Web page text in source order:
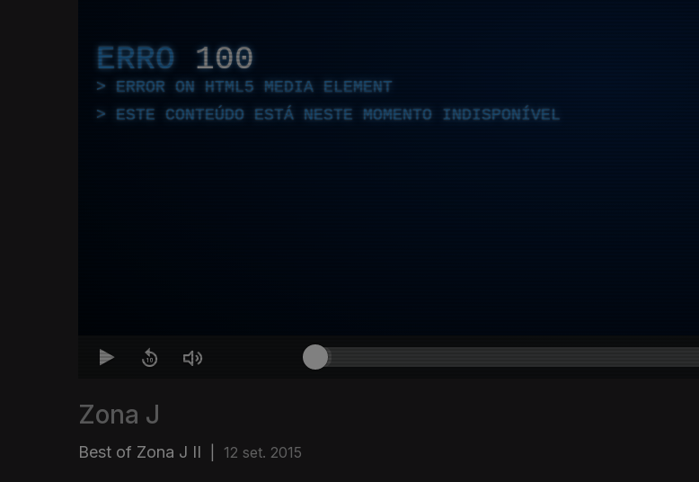
ERRO 100
ERROR ON HTML5 MEDIA ELEMENT
ESTE CONTEÚDO ESTÁ NESTE MOMENTO INDISPONÍVEL
Zona J
Best of Zona J II 12 set. 2015